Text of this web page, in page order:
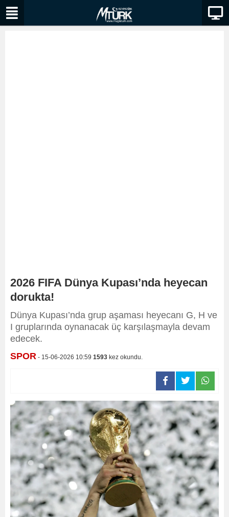
2026 FIFA Dünya Kupası’nda heyecan
dorukta!
Dünya Kupası’nda grup aşaması heyecanı G, H ve
I gruplarında oynanacak üç karşılaşmayla devam
edecek.
SPOR - 15-06-2026 10:59 1593 kez okundu.